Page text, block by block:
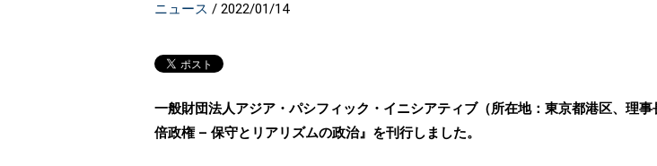
ニュース /2022/01/14
一般財団法人アジア・パシフィック・イニシアティブ（所在地：東京都港区、理
倍政権 – 保守とリアリズムの政治』を刊行しました。